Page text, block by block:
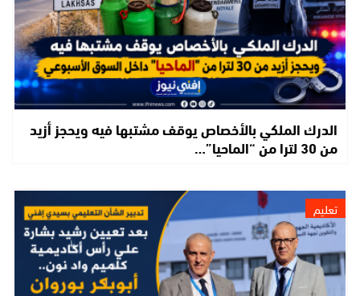
الدرك الملكي بالأخصاص يوقف مشتبها فيه ويحجز أزيد
من 30 لترا من “الماحيا”…
تعليم